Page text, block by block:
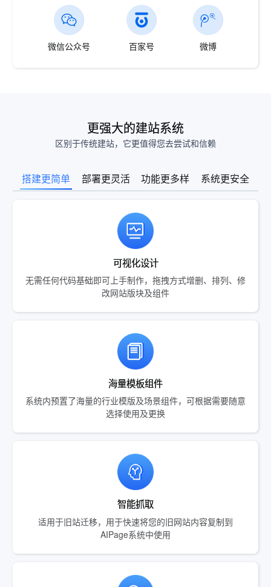
微信公众号 百家号 微博
更强大的建站系统
区别于传统建站，它更值得您去尝试和信赖
搭建更简单 部署更灵活 功能更多样 系统更安全
可视化设计
无需任何代码基础即可上手制作，拖拽方式增删、排列、修
改网站版块及组件
海量模板组件
系统内预置了海量的行业模版及场景组件，可根据需要随意
选择使用及更换
智能抓取
适用于旧站迁移，用于快速将您的旧网站内容复制到
AIPage系统中使用